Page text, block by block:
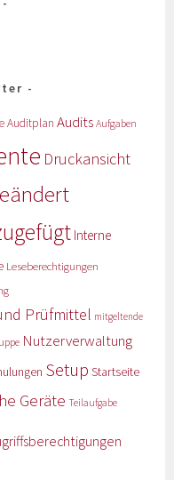
Auditplan Audits Aufgaben
Druckansicht
Interne
Leseberechtigungen
Prüfmittel mitgeltende
Nutzerverwaltung
Setup Startseite
Geräte Teilaufgabe